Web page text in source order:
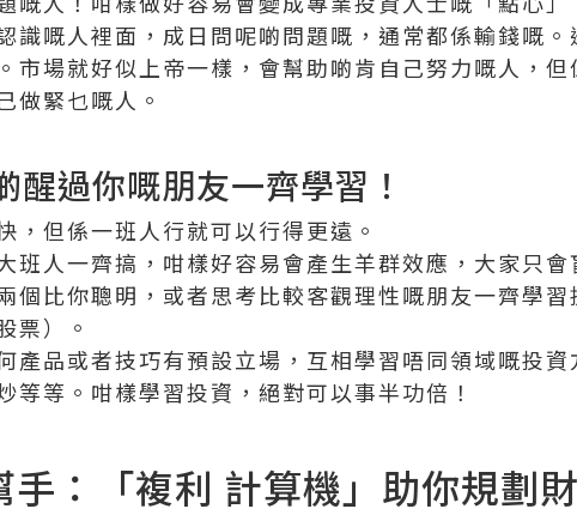
識嘅人裡面，成日問呢啲問題嘅，通常都係輸錢嘅。
市場就好似上帝一樣，會幫助啲肯自己努力嘅人，
做緊乜嘅人。
醒過你嘅朋友一齊學習！
，但係一班人行就可以行得更遠。
班人一齊搞，咁樣好容易會產生羊群效應，大家只
個比你聰明，或者思考比較客觀理性嘅朋友一齊學
票）。
產品或者技巧有預設立場，互相學習唔同領域嘅投
等等。咁樣學習投資，絕對可以事半功倍！
：「複利 計算機」助你規劃